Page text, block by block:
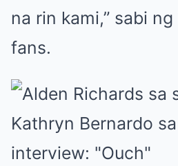
na rin kami,” sabi
fans.